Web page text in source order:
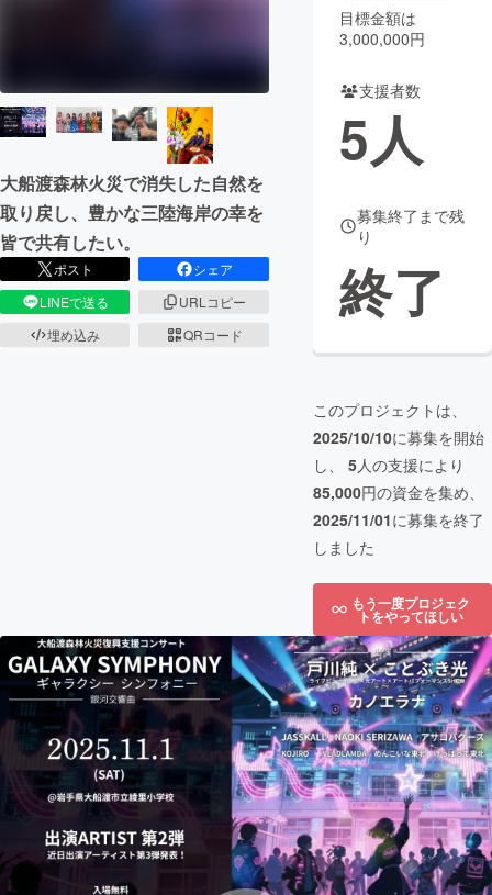
CAMPFIRE Creation
CAMPFIREふるさと納税machi-ya
大船渡森林火災で消失した自然を
取り戻し、豊かな三陸海岸の幸を
皆で共有したい。
ポスト
シェア
LINEで送る
URLコピー
埋め込み
QRコード
目標金額は
3,000,000円
支援者数
5人
募集終了まで残
り
終了
このプロジェクトは、
2025/10/10に募集を開始
し、 5人の支援により
85,000円の資金を集め、
2025/11/01に募集を終了
しました
もう一度プロジェク
トをやってほしい